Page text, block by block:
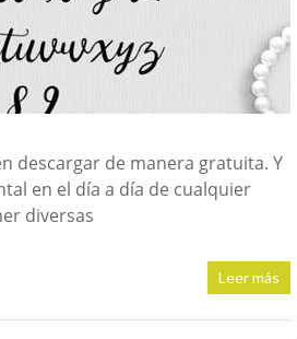
descargar de manera gratuita. Y
en el día a día de cualquier
diversas
Leer más